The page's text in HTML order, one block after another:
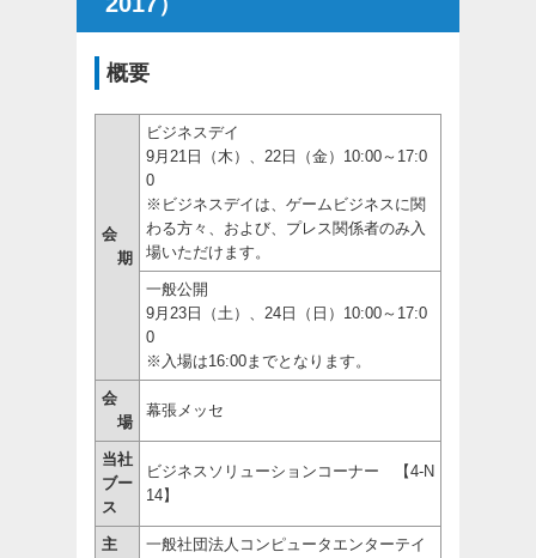
概要
会
期
ビジネスデイ
9月21日（木）、22日（金）10:00～17:0
0
※ビジネスデイは、ゲームビジネスに関
わる方々、および、プレス関係者のみ入
場いただけます。
一般公開
9月23日（土）、24日（日）10:00～17:0
0
※入場は16:00までとなります。
会
場
幕張メッセ
当社
ブー
ス
ビジネスソリューションコーナー 【4-N
14】
主
一般社団法人コンピュータエンターテイ